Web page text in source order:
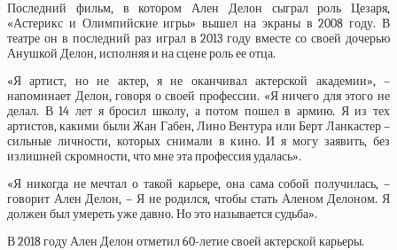
Последний фильм, в котором Ален Делон сыграл роль Цезаря,
«Астерикс и Олимпийские игры» вышел на экраны в 2008 году. В
театре он в последний раз играл в 2013 году вместе со своей дочерью
Анушкой Делон, исполняя и на сцене роль ее отца.
«Я артист, но не актер, я не оканчивал актерской академии», –
напоминает Делон, говоря о своей профессии. «Я ничего для этого не
делал. В 14 лет я бросил школу, а потом пошел в армию. Я из тех
артистов, какими были Жан Габен, Лино Вентура или Берт Ланкастер –
сильные личности, которых снимали в кино. И я могу заявить, без
излишней скромности, что мне эта профессия удалась».
«Я никогда не мечтал о такой карьере, она сама собой получилась, –
говорит Ален Делон, – Я не родился, чтобы стать Аленом Делоном. Я
должен был умереть уже давно. Но это называется судьба».
В 2018 году Ален Делон отметил 60-летие своей актерской карьеры.